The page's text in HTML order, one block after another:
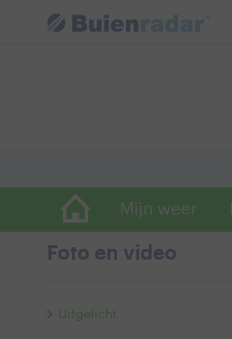
Mijn weer
Foto en video
Uitgelicht